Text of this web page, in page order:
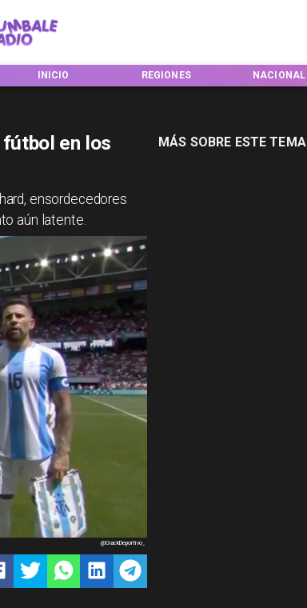
INICIO REGIONES NACIONAL
@CrackDeportivo_
MÁS SOBRE ESTE TEMA
en los
ensordecedores
aún latente.